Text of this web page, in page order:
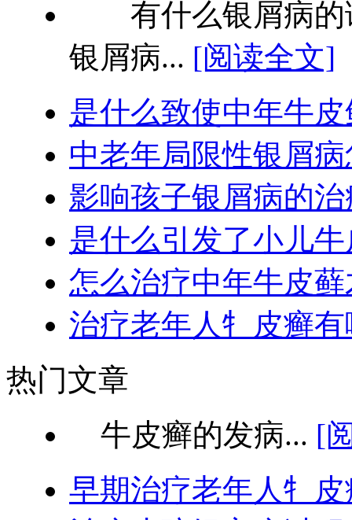
有什么银屑病的
银屑病... [阅读全文]
是什么致使中年牛
中老年局限性银屑
影响孩子银屑病的
是什么引发了小儿
怎么治疗中年牛皮
治疗老年人牜皮癣
热门文章
牛皮癣的发病... [
早期治疗老年人牜